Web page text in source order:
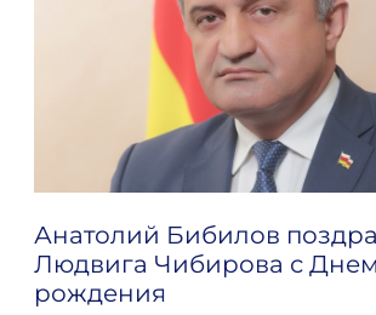
Анатолий Бибилов
Людвига Чибирова с Днем
рождения